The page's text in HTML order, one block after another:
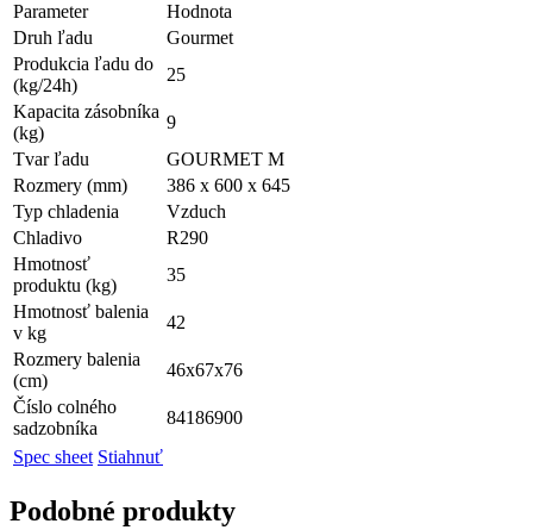
Parameter
Hodnota
Druh ľadu
Gourmet
Produkcia ľadu do
(kg/24h)
25
Kapacita zásobníka
(kg)
9
Tvar ľadu
GOURMET M
Rozmery (mm)
386 x 600 x 645
Typ chladenia
Vzduch
Chladivo
R290
Hmotnosť
produktu (kg)
35
Hmotnosť balenia
v kg
42
Rozmery balenia
(cm)
46x67x76
Číslo colného
sadzobníka
84186900
Spec sheet Stiahnuť
Podobné produkty